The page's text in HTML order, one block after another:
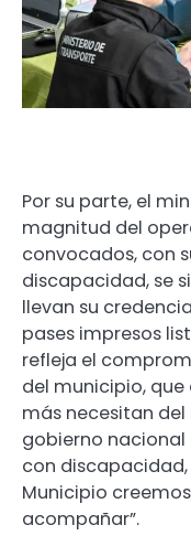
Por su parte, el
magnitud del
convocados, con
discapacidad, se
llevan su
pases impresos
refleja el
del municipio,
más necesitan del
gobierno nacional
con discapacidad,
Municipio
acompañar”.